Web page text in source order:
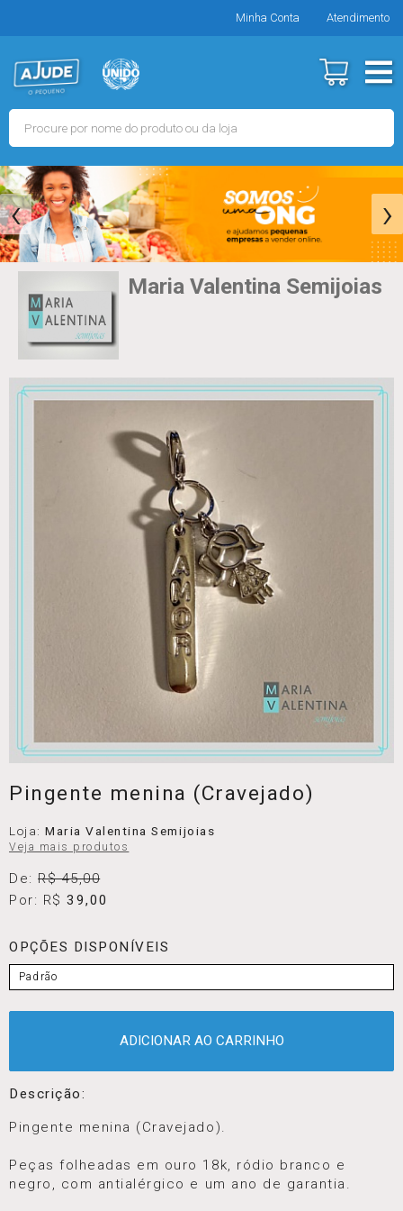
Minha Conta Atendimento
‹ ›
Maria Valentina Semijoias
Pingente menina (Cravejado)
Loja:Maria Valentina Semijoias
Veja mais produtos
De:R$ 45,00
Por: R$39,00
OPÇÕES DISPONÍVEIS
Padrão
ADICIONAR AO CARRINHO
Descrição:
Pingente menina (Cravejado).
Peças folheadas em ouro 18k, ródio branco e
negro, com antialérgico e um ano de garantia.